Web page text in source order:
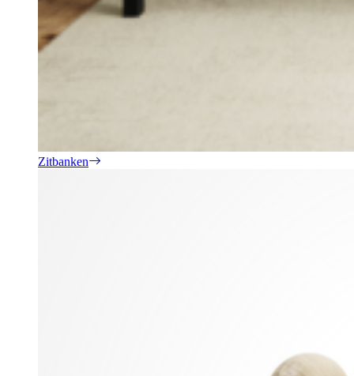
Zitbanken